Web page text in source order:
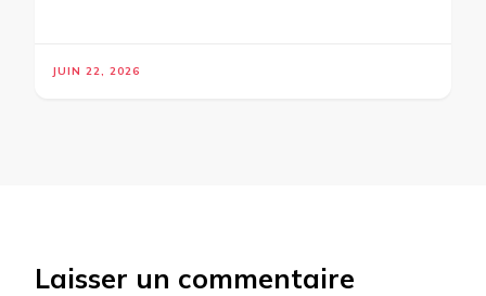
JUIN 22, 2026
Laisser un commentaire